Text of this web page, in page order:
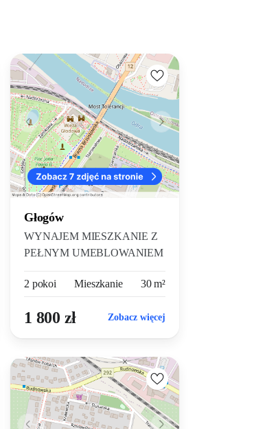
Głogów
WYNAJEM MIESZKANIE Z
PEŁNYM UMEBLOWANIEM
2 pokoi
Mieszkanie 30 m²
1 800 zł Zobacz więcej